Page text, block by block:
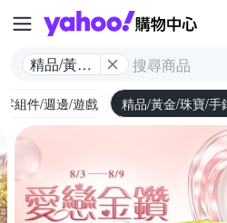
精品/黃金/
組件/週邊/遊戲 精品/黃金/珠寶/手